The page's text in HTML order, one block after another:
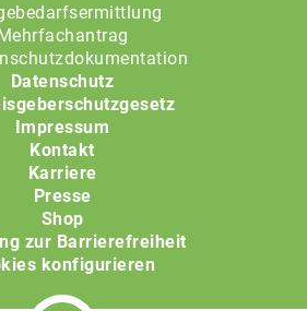
Datenschutz
Impressum
Kontakt
Karriere
Presse
Shop
zur Barrierefreiheit
konfigurieren